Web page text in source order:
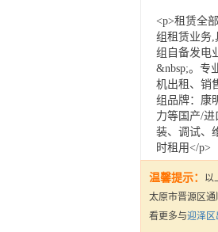
<p>租赁全
组租赁业务,
组自备发电
&nbsp;。专
机出租、销
组品牌：康
力等国产/
装、调试、
时租用</p>
温馨提示： 以
太原市晋源区
看更多与迎泽区